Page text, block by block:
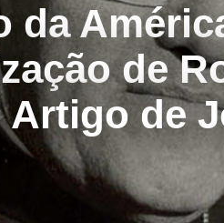
da
de
Artigo de